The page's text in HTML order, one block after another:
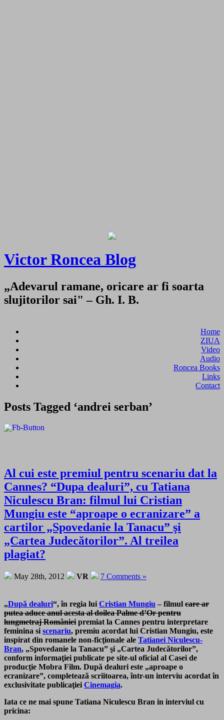
Victor Roncea Blog
„Adevarul ramane, oricare ar fi soarta
slujitorilor sai" – Gh. I. B.
Home
ZIUA
Video
Audio
Roncea Books
Links
Contact
Posts Tagged ‘andrei serban’
Al cui este premiul pentru scenariu dat la
Cannes? “Dupa dealuri”, cu Tatiana
Niculescu Bran: filmul lui Cristian
Mungiu este “aproape o ecranizare” a
cartilor „Spovedanie la Tanacu” şi
„Cartea Judecătorilor”. Al treilea
plagiat?
May 28th, 2012 VR 7 Comments »
„După dealuri“, în regia lui Cristian Mungiu – filmul care ar
putea aduce anul acesta al doilea Palme d’Or pentru
lungmetraj României premiat la Cannes pentru interpretare
feminina si scenariu, premiu acordat lui Cristian Mungiu, este
inspirat din romanele non-ficţionale ale Tatianei Niculescu-
Bran, „Spovedanie la Tanacu” şi „Cartea Judecătorilor”,
conform informaţiei publicate pe site-ul oficial al Casei de
producţie Mobra Film. După dealuri este „aproape o
ecranizare”, completează scriitoarea, într-un interviu acordat în
exclusivitate publicaţiei Cinemagia.
Iata ce ne mai spune Tatiana Niculescu Bran in interviul cu
pricina: